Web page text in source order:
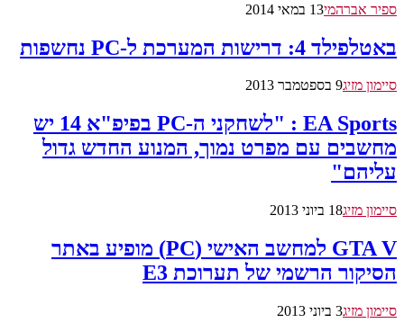
ספיר אברהמי13 במאי 2014
באטלפילד 4: דרישות המערכת ל-PC נחשפות
סיימון מזיג9 בספטמבר 2013
EA Sports : "לשחקני ה-PC בפיפ"א 14 יש
מחשבים עם מפרט נמוך, המנוע החדש גדול
עליהם"
סיימון מזיג18 ביוני 2013
GTA V למחשב האישי (PC) מופיע באתר
הסיקור הרשמי של תערוכת E3
סיימון מזיג3 ביוני 2013